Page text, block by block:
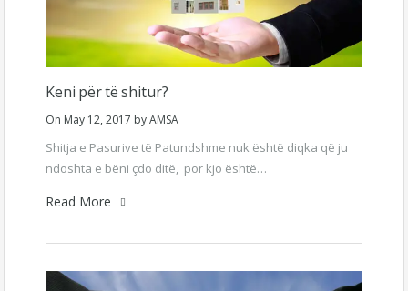
Keni për të shitur?
On May 12, 2017 byAMSA
Shitja e Pasurive të Patundshme nuk është diqka që ju
ndoshta e bëni çdo ditë, por kjo është…
Read More